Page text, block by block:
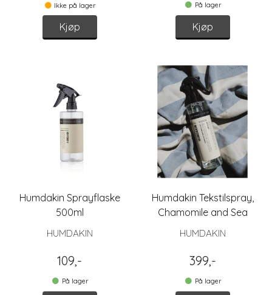
Ikke på lager
Kjøp
På lager
Kjøp
Humdakin Sprayflaske
500ml
HUMDAKIN
109,-
På lager
Humdakin Tekstilspray,
Chamomile and Sea
Buckthorn
HUMDAKIN
399,-
På lager